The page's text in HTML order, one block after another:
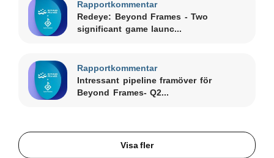
Rapportkommentar
Redeye: Beyond Frames - Two
significant game launc...
Rapportkommentar
Intressant pipeline framöver för
Beyond Frames- Q2...
Visa fler